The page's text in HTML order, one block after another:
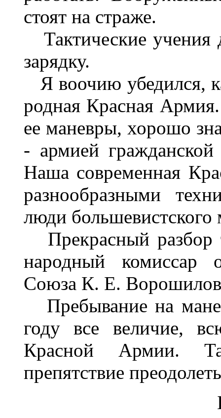
стоят на страже.
Тактические
зарядку.
Я воочию убедился,
родная Красная
ее маневры, хорошо
- армией
Наша современная
разнообразными
люди большевистского
Прекрасный разбор
народный комиссар
Союза К. Е.
Пребывание на
году все величие,
Красной Армии.
препятствие